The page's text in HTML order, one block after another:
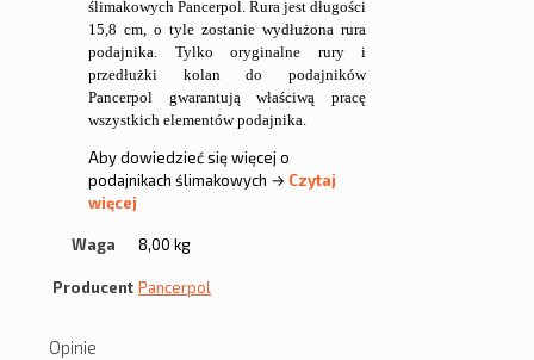
ślimakowych Pancerpol. Rura jest długości
15,8 cm, o tyle zostanie wydłużona rura
podajnika. Tylko oryginalne rury i
przedłużki kolan do podajników
Pancerpol gwarantują właściwą pracę
wszystkich elementów podajnika.
Aby dowiedzieć się więcej o
podajnikach ślimakowych → Czytaj
więcej
Waga 8,00 kg
Producent Pancerpol
Opinie